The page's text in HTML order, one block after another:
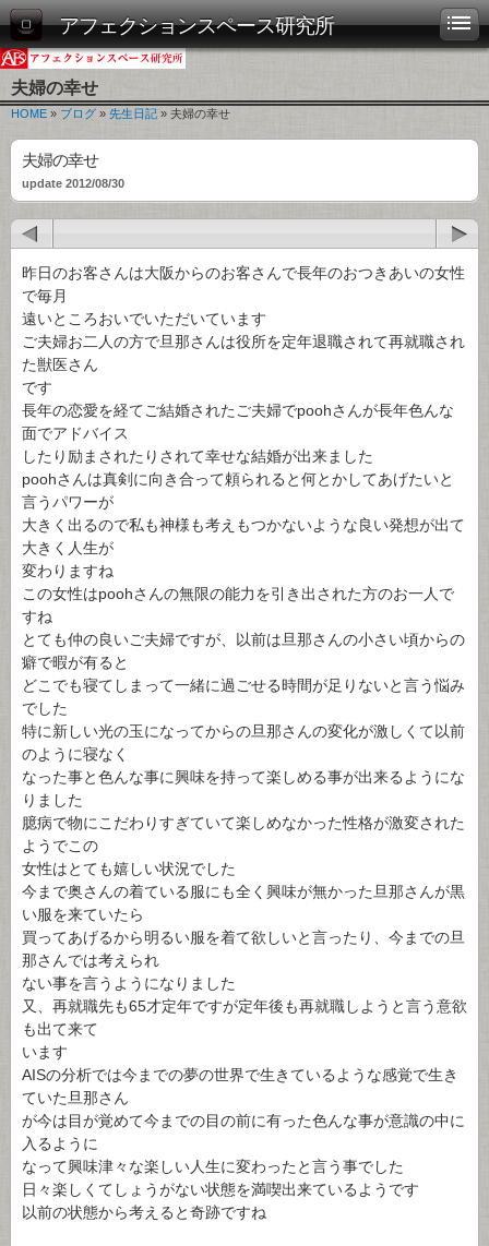
アフェクションスペース研究所
夫婦の幸せ
HOME » ブログ » 先生日記 » 夫婦の幸せ
夫婦の幸せ
update 2012/08/30
昨日のお客さんは大阪からのお客さんで長年のおつきあいの女性
で毎月
遠いところおいでいただいています
ご夫婦お二人の方で旦那さんは役所を定年退職されて再就職され
た獣医さん
です
長年の恋愛を経てご結婚されたご夫婦でpoohさんが長年色んな
面でアドバイス
したり励まされたりされて幸せな結婚が出来ました
poohさんは真剣に向き合って頼られると何とかしてあげたいと
言うパワーが
大きく出るので私も神様も考えもつかないような良い発想が出て
大きく人生が
変わりますね
この女性はpoohさんの無限の能力を引き出された方のお一人で
すね
とても仲の良いご夫婦ですが、以前は旦那さんの小さい頃からの
癖で暇が有ると
どこでも寝てしまって一緒に過ごせる時間が足りないと言う悩み
でした
特に新しい光の玉になってからの旦那さんの変化が激しくて以前
のように寝なく
なった事と色んな事に興味を持って楽しめる事が出来るようにな
りました
臆病で物にこだわりすぎていて楽しめなかった性格が激変された
ようでこの
女性はとても嬉しい状況でした
今まで奥さんの着ている服にも全く興味が無かった旦那さんが黒
い服を来ていたら
買ってあげるから明るい服を着て欲しいと言ったり、今までの旦
那さんでは考えられ
ない事を言うようになりました
又、再就職先も65才定年ですが定年後も再就職しようと言う意欲
も出て来て
います
AISの分析では今までの夢の世界で生きているような感覚で生き
ていた旦那さん
が今は目が覚めて今までの目の前に有った色んな事が意識の中に
入るように
なって興味津々な楽しい人生に変わったと言う事でした
日々楽しくてしょうがない状態を満喫出来ているようです
以前の状態から考えると奇跡ですね